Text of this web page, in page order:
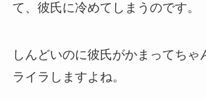
て、彼氏に冷めてしまうのです。
しんどいのに彼氏がかまってちゃ
ライラしますよね。